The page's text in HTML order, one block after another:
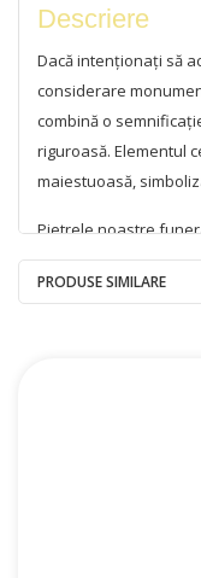
Descriere
Dacă intenționați să
considerare
combină o
riguroasă. Elementul
maiestuoasă,
Pietrele noastre
modernă și o plasă
rezistență
dreptunghiular
Vă oferim
Moldova, cât și direct
PRODUSE SIMILARE